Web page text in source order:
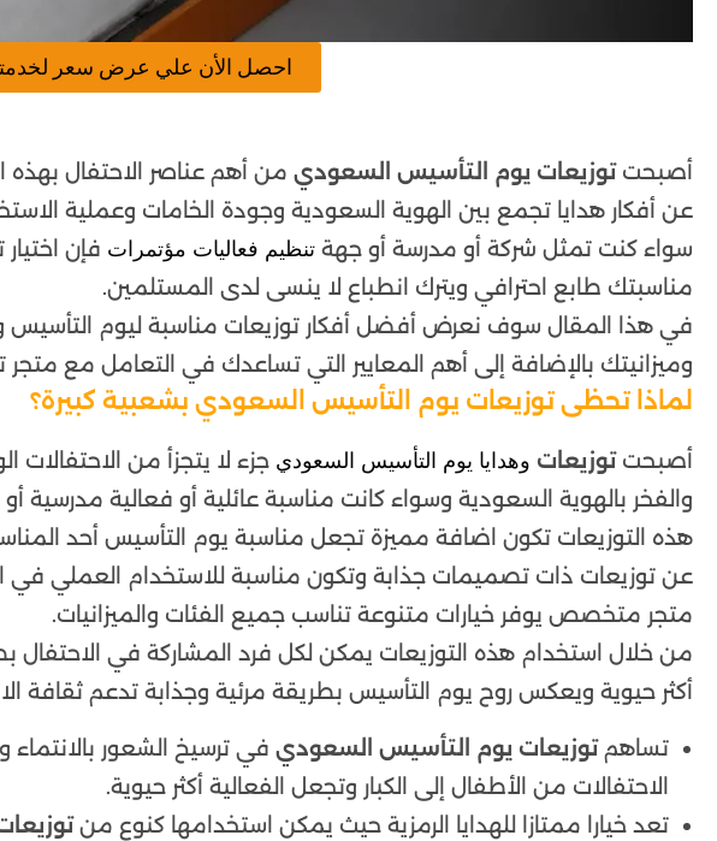
احصل الأن علي عرض سعر
أصبحتتوزيعات يوم التأسيس السعودي من أهم عناصر الاحتفال بهذه
عن أفكار هدايا تجمع بين الهوية السعودية وجودة الخامات وعملية
سواء كنت تمثل شركة أو مدرسة أو جهة تنظيم فعاليات مؤتمرات فإن
مناسبتك طابع احترافي ويترك انطباع لا ينسى لدى المستلمين.
في هذا المقال سوف نعرض أفضل أفكار توزيعات مناسبة ليوم التأسيس
وميزانيتك بالإضافة إلى أهم المعايير التي تساعدك في التعامل مع متجر
لماذا تحظى توزيعات يوم التأسيس السعودي بشعبية كبيرة؟
أصبحتتوزيعات وهدايا يوم التأسيس السعودي جزء لا يتجزأ من الاحتفالات
والفخر بالهوية السعودية وسواء كانت مناسبة عائلية أو فعالية
هذه التوزيعات تكون اضافة مميزة تجعل مناسبة يوم التأسيس أحد
عن توزيعات ذات تصميمات جذابة وتكون مناسبة للاستخدام العملي
متجر متخصص يوفر خيارات متنوعة تناسب جميع الفئات والميزانيات.
من خلال استخدام هذه التوزيعات يمكن لكل فرد المشاركة في الاحتفال
أكثر حيوية ويعكس روح يوم التأسيس بطريقة مرئية وجذابة تدعم ثقافة
تساهمتوزيعات يوم التأسيس السعودي في ترسيخ الشعور
الاحتفالات من الأطفال إلى الكبار وتجعل الفعالية أكثر حيوية.
تعد خيارا ممتازا للهدايا الرمزية حيث يمكن استخدامها كنوع من